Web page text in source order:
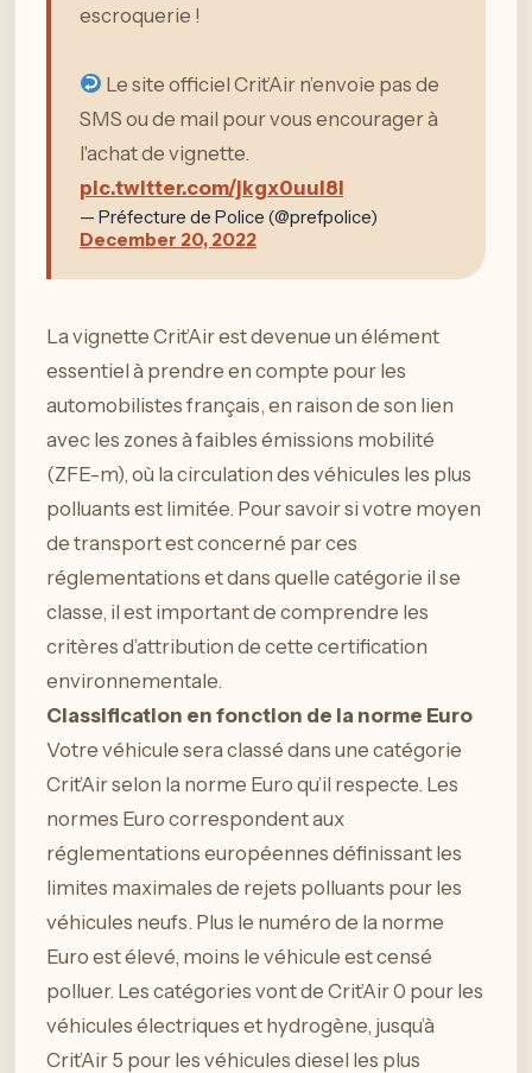
escroquerie !
Le site officiel Crit’Air n’envoie pas de
SMS ou de mail pour vous encourager à
l'achat de vignette.
pic.twitter.com/jkgx0uul8I
— Préfecture de Police (@prefpolice)
December 20, 2022
La vignette Crit’Air est devenue un élément
essentiel à prendre en compte pour les
automobilistes français, en raison de son lien
avec les zones à faibles émissions mobilité
(ZFE-m), où la circulation des véhicules les plus
polluants est limitée. Pour savoir si votre moyen
de transport est concerné par ces
réglementations et dans quelle catégorie il se
classe, il est important de comprendre les
critères d’attribution de cette certification
environnementale.
Classification en fonction de la norme Euro
Votre véhicule sera classé dans une catégorie
Crit’Air selon la norme Euro qu’il respecte. Les
normes Euro correspondent aux
réglementations européennes définissant les
limites maximales de rejets polluants pour les
véhicules neufs. Plus le numéro de la norme
Euro est élevé, moins le véhicule est censé
polluer. Les catégories vont de Crit’Air 0 pour les
véhicules électriques et hydrogène, jusqu’à
Crit’Air 5 pour les véhicules diesel les plus